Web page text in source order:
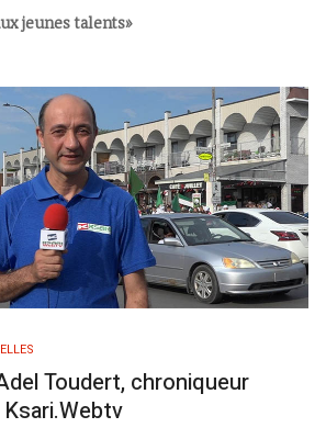
jeunes talents»
Toudert, chroniqueur